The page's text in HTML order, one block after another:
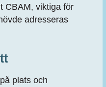
CBAM, viktiga för
adresseras
plats och